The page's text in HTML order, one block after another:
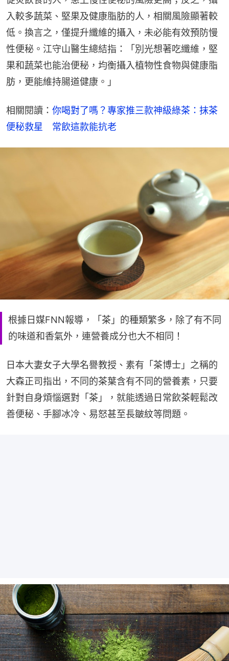
入較多蔬菜、堅果及健康脂肪的人，相關風險顯著較
低。換言之，僅提升纖維的攝入，未必能有效預防慢
性便秘。江守山醫生總結指：「別光想著吃纖維，堅
果和蔬菜也能治便秘，均衡攝入植物性食物與健康脂
肪，更能維持腸道健康。」
相關閱讀： 你喝對了嗎？專家推三款神級綠茶：抹茶
便秘救星　常飲這款能抗老
根據日媒FNN報導，「茶」的種類繁多，除了有不同
的味道和香氣外，連營養成分也大不相同！
日本大妻女子大學名譽教授、素有「茶博士」之稱的
大森正司指出，不同的茶葉含有不同的營養素，只要
針對自身煩惱選對「茶」，就能透過日常飲茶輕鬆改
善便秘、手腳冰冷、易怒甚至長皺紋等問題。